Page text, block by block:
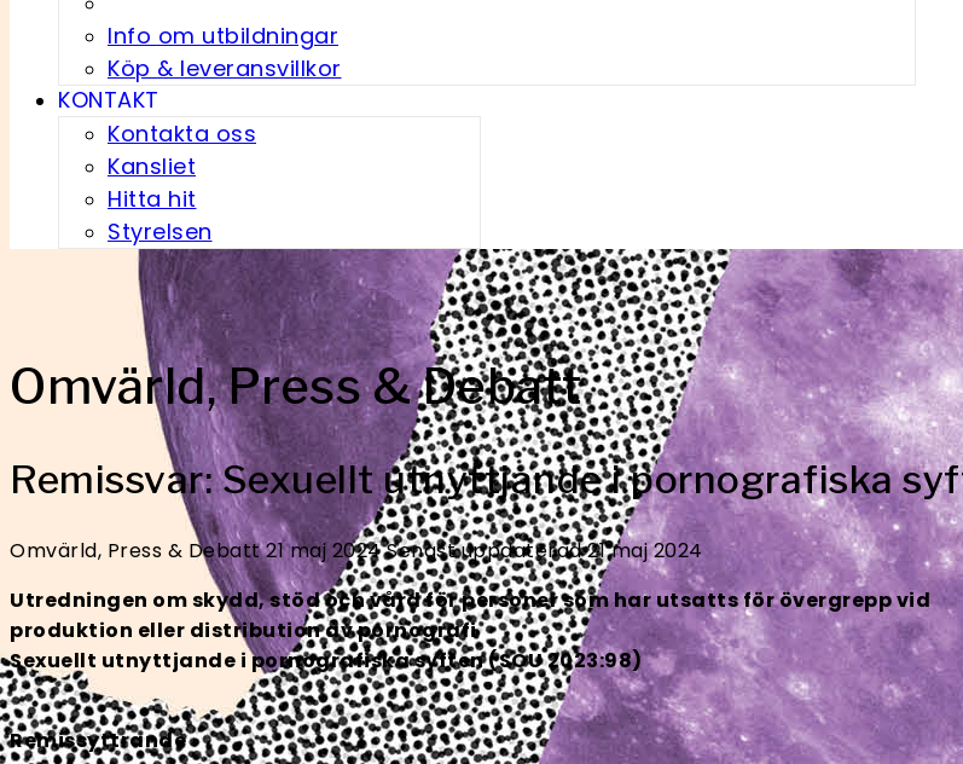
Info om utbildningar
Köp & leveransvillkor
KONTAKT
Kontakta oss
Kansliet
Hitta hit
Styrelsen
Omvärld, Press & Debatt
Remissvar: Sexuellt utnyttjande i pornografiska
Omvärld, Press & Debatt21 maj 2024Senast uppdaterad 21 maj 2024
Utredningen om skydd, stöd och vård för personer som har utsatts för övergrepp vid
produktion eller distribution av pornografi
Sexuellt utnyttjande i pornografiska syften (SOU 2023:98)
Remissyttrande